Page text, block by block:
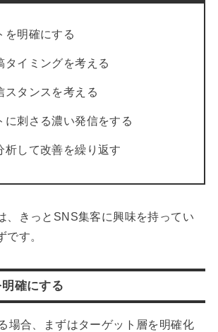
を明確にする
タイミングを考える
スタンスを考える
に刺さる濃い発信をする
析して改善を繰り返す
、きっとSNS集客に興味を持ってい
です。
確にする
場合、まずはターゲット層を明確化